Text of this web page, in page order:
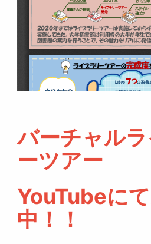
バーチャル
ーツアー
YouTubeに
中！！